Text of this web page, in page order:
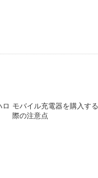
ロ モバイル充電器を購入する
際の注意点